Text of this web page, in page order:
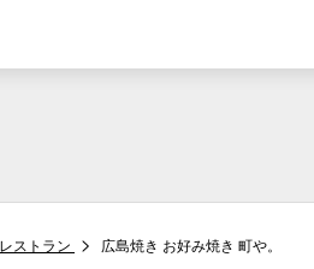
レストラン 広島焼き お好み焼き 町や。